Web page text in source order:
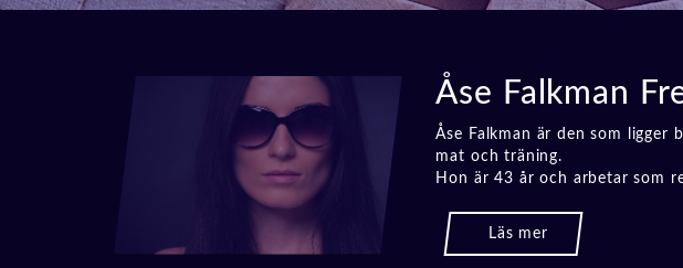
Åse Falkman
Åse Falkman är den som ligger
mat och träning.
Hon är 43 år och arbetar som